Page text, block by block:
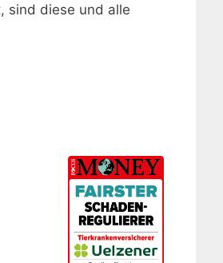
sind diese und alle